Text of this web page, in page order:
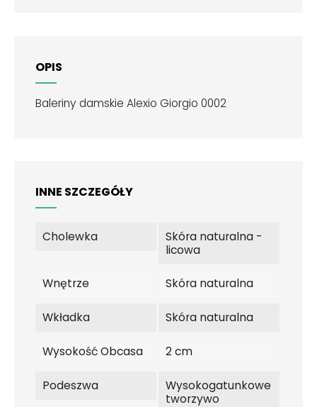
OPIS
Baleriny damskie Alexio Giorgio 0002
INNE SZCZEGÓŁY
Cholewka
Skóra naturalna -
licowa
Wnętrze Skóra naturalna
Wkładka Skóra naturalna
Wysokość Obcasa 2 cm
Podeszwa
Wysokogatunkowe
tworzywo